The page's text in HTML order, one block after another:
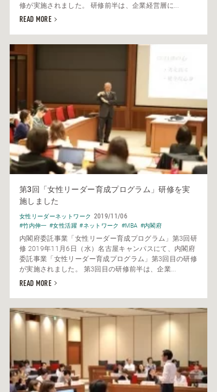
修が実施されました。 研修前半は、企業経営層に...
READ MORE
第3回「女性リーダー育成プログラム」研修を実
施しました
女性リーダーネットワーク 2019/11/06
#竹内伸一 #女性活躍 #ネットワーク #MBA #内閣府
内閣府委託事業「女性リーダー育成プログラム」第3回研
修 2019年11月6日（水）名古屋キャンパスにて、内閣府
委託事業「女性リーダー育成プログラム」第3回目の研修
が実施されました。 第3回目の研修前半は、企業...
READ MORE